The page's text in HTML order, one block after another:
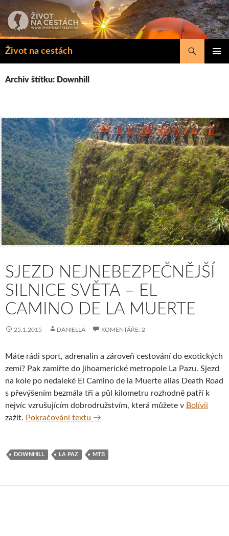
k
obsahu
Život na cestách
Hledat
Archiv štítku: Downhill
SJEZD NEJNEBEZPEČNĚJŠÍ
SILNICE SVĚTA – EL
CAMINO DE LA MUERTE
25.1.2015 DANIELLA KOMENTÁŘE: 2
Máte rádi sport, adrenalin a zároveň cestování do exotických
zemí? Pak zamiřte do jihoamerické metropole La Pazu. Sjezd
na kole po nedaleké El Camino de la Muerte alias Death Road
s převýšením bezmála tři a půl kilometru rozhodně patří k
nejvíc vzrušujícím dobrodružstvím, která můžete v Bolívii
zažít. Pokračování textu Sjezd nejnebezpečnější silnice světa
→
DOWNHILL LA PAZ MTB